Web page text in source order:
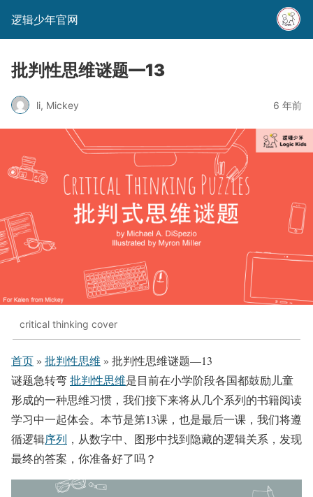
逻辑少年官网
批判性思维谜题—13
li, Mickey 6 年前
critical thinking cover
首页 » 批判性思维 » 批判性思维谜题—13
谜题急转弯批判性思维是目前在小学阶段各国都鼓励儿童
形成的一种思维习惯，我们接下来将从几个系列的书籍阅读
学习中一起体会。本节是第13课，也是最后一课，我们将遵
循逻辑序列 ，从数字中、图形中找到隐藏的逻辑关系，发现
最终的答案，你准备好了吗？